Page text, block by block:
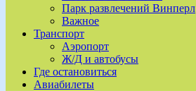
Парк развлечений Винперл
Важное
Транспорт
Аэропорт
Ж/Д и автобусы
Где остановиться
Авиабилеты